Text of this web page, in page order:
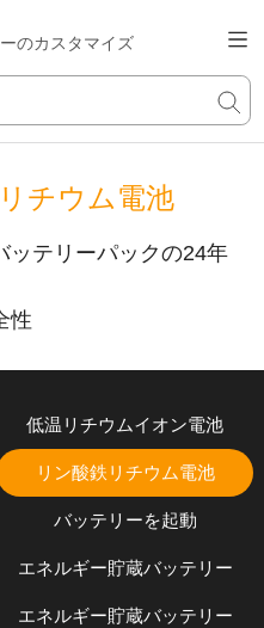
のカスタマイズ
チウム電池
ッテリーパックの24年
性
低温リチウムイオン電池
リン酸鉄リチウム電池
バッテリーを起動
エネルギー貯蔵バッテリー
エネルギー貯蔵バッテリー